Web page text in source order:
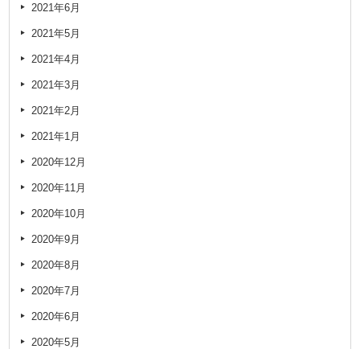
2021年6月
2021年5月
2021年4月
2021年3月
2021年2月
2021年1月
2020年12月
2020年11月
2020年10月
2020年9月
2020年8月
2020年7月
2020年6月
2020年5月